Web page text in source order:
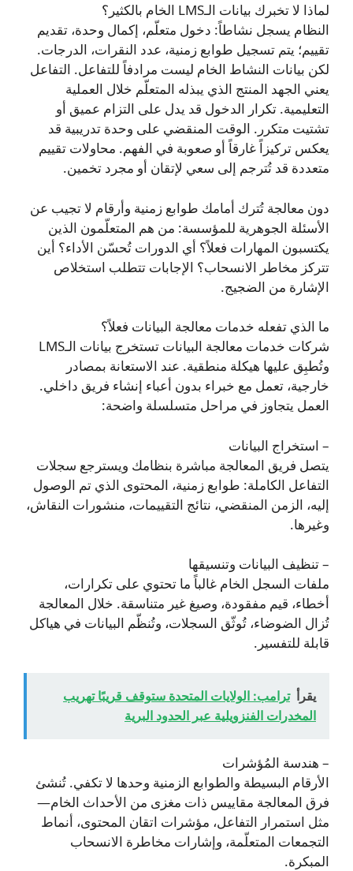
لماذا لا تخبرك بيانات الـLMS الخام بالكثير؟
النظام يسجل نشاطاً: دخول متعلّم، إكمال وحدة، تقديم
تقييم؛ يتم تسجيل طوابع زمنية، عدد النقرات، الدرجات.
لكن بيانات النشاط الخام ليست مرادفاً للتفاعل. التفاعل
يعني الجهد المنتج الذي يبذله المتعلّم خلال العملية
التعليمية. تكرار الدخول قد يدل على التزام عميق أو
تشتيت متكرر. الوقت المنقضي على وحدة تدريبية قد
يعكس تركيزاً غارقاً أو صعوبة في الفهم. محاولات تقييم
متعددة قد تُترجم إلى سعي لإتقان أو مجرد تخمين.
دون معالجة تُترك أمامك طوابع زمنية وأرقام لا تجيب عن
الأسئلة الجوهرية للمؤسسة: من هم المتعلّمون الذين
يكتسبون المهارات فعلاً؟ أي الدورات تُحسّن الأداء؟ أين
تتركز مخاطر الانسحاب؟ الإجابات تتطلب استخلاص
الإشارة من الضجيج.
ما الذي تفعله خدمات معالجة البيانات فعلاً؟
شركات خدمات معالجة البيانات تستخرج بيانات الـLMS
وتُطبِق عليها هيكلة منطقية. عند الاستعانة بمصادر
خارجية، تعمل مع خبراء بدون أعباء إنشاء فريق داخلي.
العمل يتجاوز في مراحل متسلسلة واضحة:
– استخراج البيانات
يتصل فريق المعالجة مباشرة بنظامك ويسترجع سجلات
التفاعل الكاملة: طوابع زمنية، المحتوى الذي تم الوصول
إليه، الزمن المنقضي، نتائج التقييمات، منشورات النقاش،
وغيرها.
– تنظيف البيانات وتنسيقها
ملفات السجل الخام غالباً ما تحتوي على تكرارات،
أخطاء، قيم مفقودة، وصيغ غير متناسقة. خلال المعالجة
تُزال الضوضاء، تُوثّق السجلات، وتُنظّم البيانات في هياكل
قابلة للتفسير.
يقرأ ترامب: الولايات المتحدة ستوقف قريبًا تهريب
المخدرات الفنزويلية عبر الحدود البرية
– هندسة المُؤشرات
الأرقام البسيطة والطوابع الزمنية وحدها لا تكفي. تُنشئ
فرق المعالجة مقاييس ذات مغزى من الأحداث الخام—
مثل استمرار التفاعل، مؤشرات اتقان المحتوى، أنماط
التجمعات المتعلّمة، وإشارات مخاطرة الانسحاب
المبكرة.